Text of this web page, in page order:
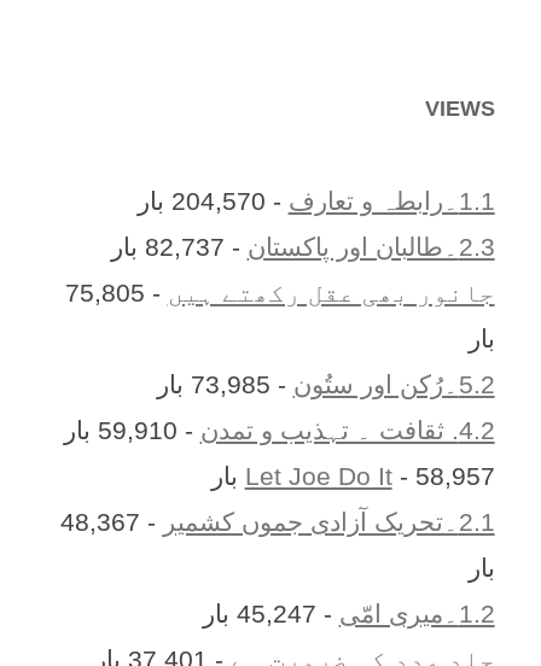
VIEWS
1.1۔رابطہ و تعارف
- 204,570 بار
2.3۔طالبان اور پاکستان
- 82,737 بار
جانور بھی عقل رکھتے ہیں
- 75,805
بار
5.2۔رُکن اور ستُون
- 73,985 بار
4.2. ثقافت ۔ تہذیب و تمدن
- 59,910 بار
Let Joe Do It- 58,957 بار
2.1۔تحریک آزادی جموں کشمیر
- 48,367
بار
1.2۔میری امّی
- 45,247 بار
جلد مدد کی ضرورت ہے - 37,401 بار